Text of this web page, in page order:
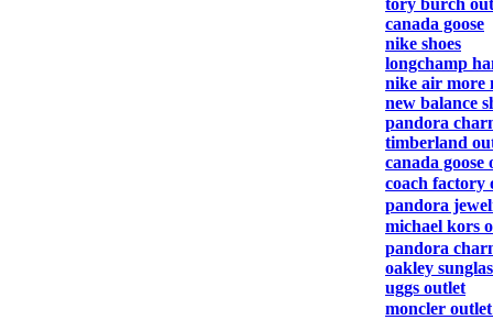
tory burch
canada goose
nike shoes
longchamp
nike air more
new balance
pandora
timberland
canada goose
coach factory
pandora
michael kors
pandora
oakley
uggs outlet
moncler